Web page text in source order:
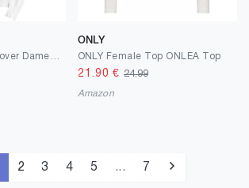
ONLY
ONLY Female Top ONLEA Top
21.90 € 24.99
Amazon
2 3 4 5 ... 7